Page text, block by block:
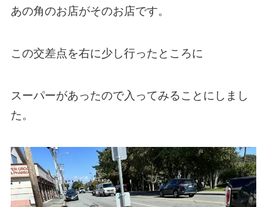
あの角のお店がそのお店です。
この交差点を右に少し行ったところに
スーパーがあったので入ってみることにしまし
た。